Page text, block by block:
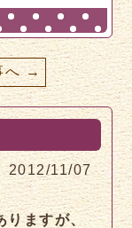
へ →
2012/11/07
りますが、